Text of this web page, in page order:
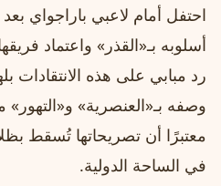
احتفل أمام لاعبي باراجواي
أسلوبه بـ«القذر» واعتماد
رد مبابي على هذه الانتقادات
وصفه بـ«العنصرية»
معتبرًا أن تصريحاتها تُسقط
في الساحة الدولية.